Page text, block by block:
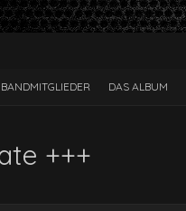
BANDMITGLIEDER DAS ALBUM
+++